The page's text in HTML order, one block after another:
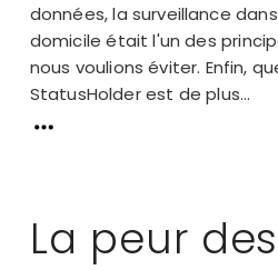
données, la surveillance
domicile était l'un des
nous voulions éviter. Enfin,
StatusHolder est de plus...
La peur des